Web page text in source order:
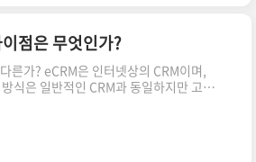
이 이에 해당한다. -고객분석: 현재 고객
이고 쭉정이 고객인지를 파악하여야 하
가지고 있는지 그리고 알짜 고객..
점은 무엇인가?
른가? eCRM은 인터넷상의 CRM이며,
식은 일반적인 CRM과 동일하지만 고객
방법에 있어서 차이가 있다. CRM과
환경 속에서 전개되는 CRM을 의미한
CRM과는 달리 인터넷을 통해 고객 데
뮤니케이션 할 수 있는 특징이 있다. 또,